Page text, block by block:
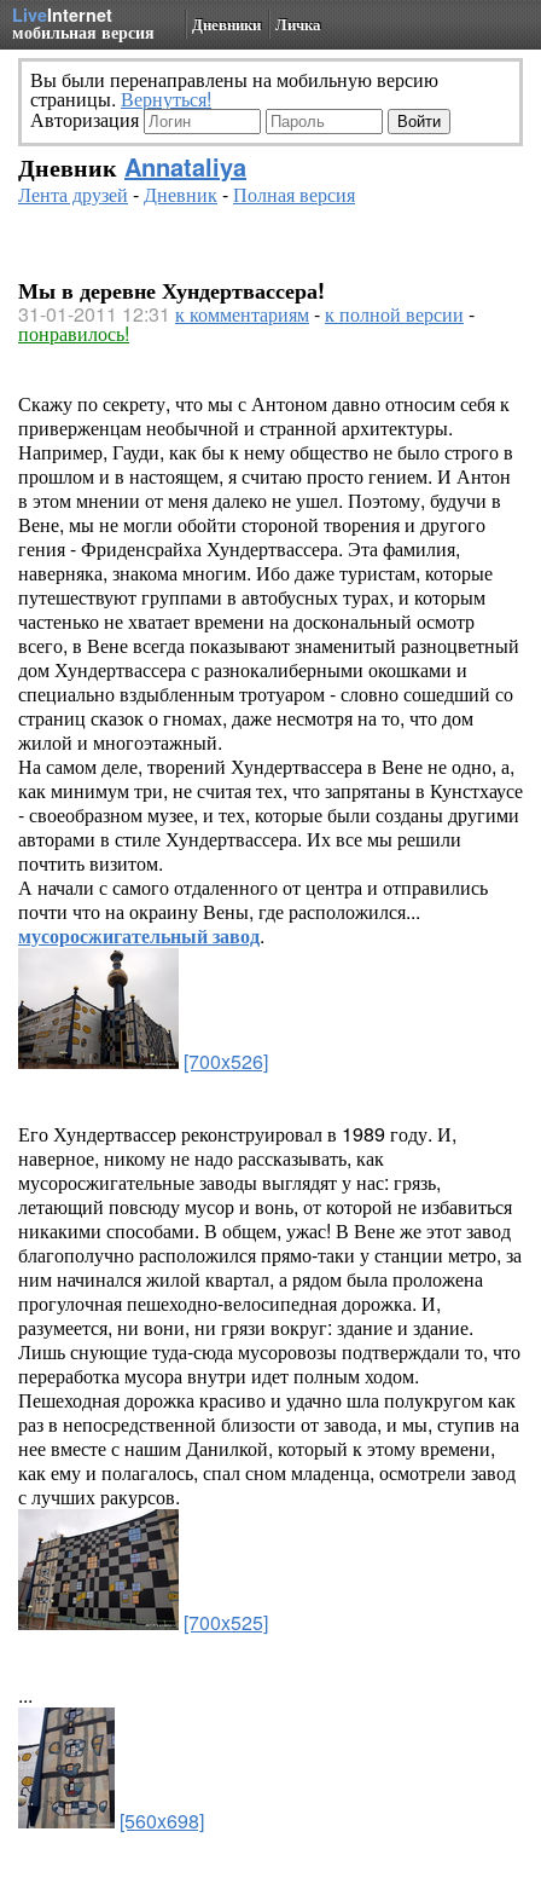
LiveInternet
мобильная версия Дневники Личка
Вы были перенаправлены на мобильную версию
страницы. Вернуться!
Авторизация
Дневник Annataliya
Лента друзей -Дневник-Полная версия
Мы в деревне Хундертвассера!
31-01-2011 12:31 к комментариям-к полной версии -
понравилось!
Скажу по секрету, что мы с Антоном давно относим себя к
приверженцам необычной и странной архитектуры.
Например, Гауди, как бы к нему общество не было строго в
прошлом и в настоящем, я считаю просто гением. И Антон
в этом мнении от меня далеко не ушел. Поэтому, будучи в
Вене, мы не могли обойти стороной творения и другого
гения - Фриденсрайха Хундертвассера. Эта фамилия,
наверняка, знакома многим. Ибо даже туристам, которые
путешествуют группами в автобусных турах, и которым
частенько не хватает времени на доскональный осмотр
всего, в Вене всегда показывают знаменитый разноцветный
дом Хундертвассера с разнокалиберными окошками и
специально вздыбленным тротуаром - словно сошедший со
страниц сказок о гномах, даже несмотря на то, что дом
жилой и многоэтажный.
На самом деле, творений Хундертвассера в Вене не одно, а,
как минимум три, не считая тех, что запрятаны в Кунстхаусе
- своеобразном музее, и тех, которые были созданы другими
авторами в стиле Хундертвассера. Их все мы решили
почтить визитом.
А начали с самого отдаленного от центра и отправились
почти что на окраину Вены, где расположился...
мусоросжигательный завод.
[700x526]
Его Хундертвассер реконструировал в 1989 году. И,
наверное, никому не надо рассказывать, как
мусоросжигательные заводы выглядят у нас: грязь,
летающий повсюду мусор и вонь, от которой не избавиться
никакими способами. В общем, ужас! В Вене же этот завод
благополучно расположился прямо-таки у станции метро, за
ним начинался жилой квартал, а рядом была проложена
прогулочная пешеходно-велосипедная дорожка. И,
разумеется, ни вони, ни грязи вокруг: здание и здание.
Лишь снующие туда-сюда мусоровозы подтверждали то, что
переработка мусора внутри идет полным ходом.
Пешеходная дорожка красиво и удачно шла полукругом как
раз в непосредственной близости от завода, и мы, ступив на
нее вместе с нашим Данилкой, который к этому времени,
как ему и полагалось, спал сном младенца, осмотрели завод
с лучших ракурсов.
[700x525]
...
[560x698]